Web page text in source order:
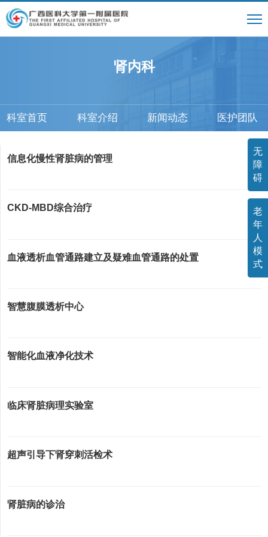
无
障
碍
老
年
人
模
式
肾内科
科室首页 科室介绍 新闻动态 医护团队
信息化慢性肾脏病的管理
CKD-MBD综合治疗
血液透析血管通路建立及疑难血管通路的处置
智慧腹膜透析中心
智能化血液净化技术
临床肾脏病理实验室
超声引导下肾穿刺活检术
肾脏病的诊治